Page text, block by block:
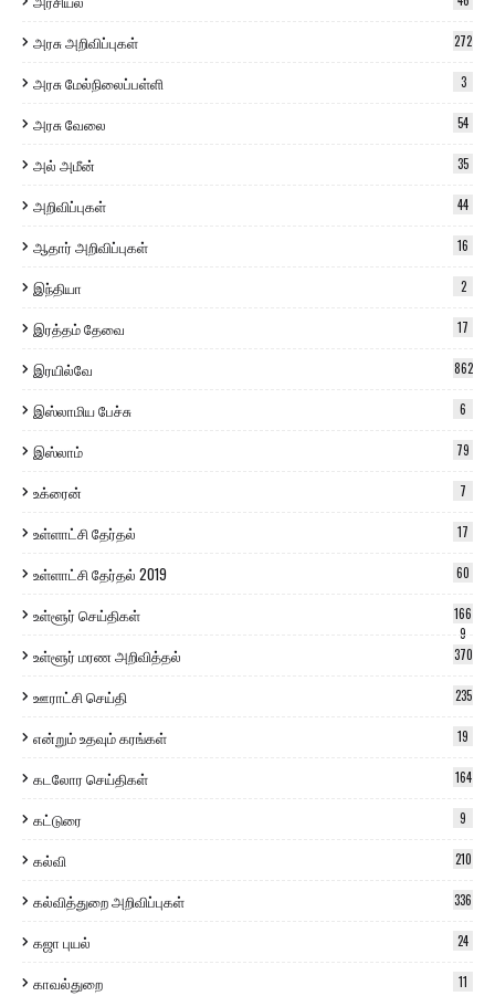
அரசு அறிவிப்புகள் 272
அரசு மேல்நிலைப்பள்ளி 3
அரசு வேலை 54
அல் அமீன் 35
அறிவிப்புகள் 44
ஆதார் அறிவிப்புகள் 16
இந்தியா 2
இரத்தம் தேவை 17
இரயில்வே 862
இஸ்லாமிய பேச்சு 6
இஸ்லாம் 79
உக்ரைன் 7
உள்ளாட்சி தேர்தல் 17
உள்ளாட்சி தேர்தல் 2019 60
உள்ளூர் செய்திகள்
166
9
உள்ளூர் மரண அறிவித்தல் 370
ஊராட்சி செய்தி 235
என்றும் உதவும் கரங்கள் 19
கடலோர செய்திகள் 164
கட்டுரை 9
கல்வி 210
கல்வித்துறை அறிவிப்புகள் 336
கஜா புயல் 24
காவல்துறை 11